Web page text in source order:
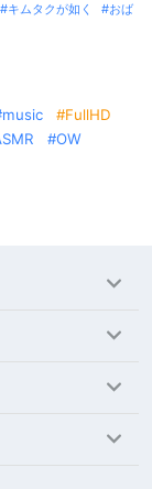
キムタクが如く
おば
music
FullHD
OW